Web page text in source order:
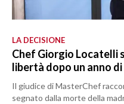
LA DECISIONE
Chef Giorgio Locatelli
libertà dopo un anno
Il giudice di MasterChef
segnato dalla morte della